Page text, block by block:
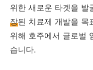
위한 새로운 타겟을 발
장된 치료제 개발을 목
위해 호주에서 글로벌
습니다.